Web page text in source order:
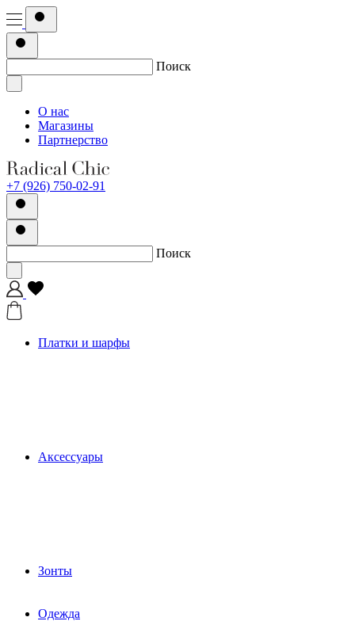
Поиск
О нас
Магазины
Партнерство
+7 (926) 750-02-91
Поиск
Платки и шарфы
Аксессуары
Зонты
Одежда